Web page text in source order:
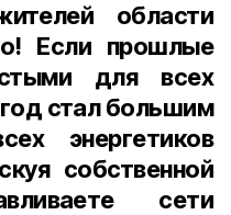
области
Если прошлые
для всех
стал большим
энергетиков
собственной
сети